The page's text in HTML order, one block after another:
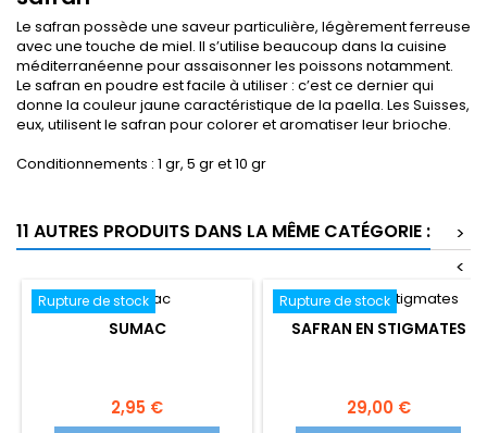
Le safran possède une saveur particulière, légèrement ferreuse
avec une touche de miel. Il s’utilise beaucoup dans la cuisine
méditerranéenne pour assaisonner les poissons notamment.
Le safran en poudre est facile à utiliser : c’est ce dernier qui
donne la couleur jaune caractéristique de la paella. Les Suisses,
eux, utilisent le safran pour colorer et aromatiser leur brioche.
Conditionnements : 1 gr, 5 gr et 10 gr
11 AUTRES PRODUITS DANS LA MÊME CATÉGORIE :
>
<
Rupture de stock
SUMAC
Prix
2,95 €
Rupture de stock
SAFRAN EN STIGMATES
Prix
29,00 €